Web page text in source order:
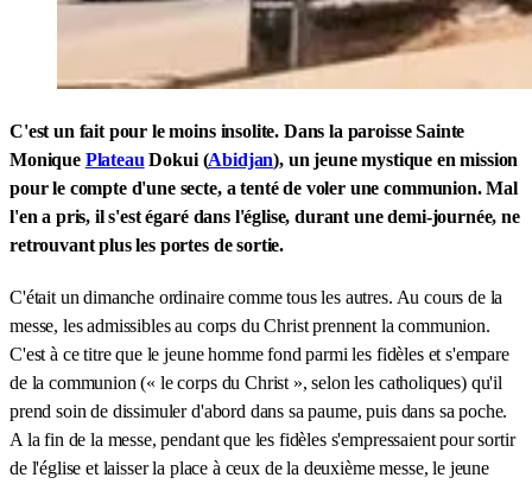
C'est un fait pour le moins insolite. Dans la paroisse Sainte
Monique Plateau Dokui (Abidjan), un jeune mystique en mission
pour le compte d'une secte, a tenté de voler une communion. Mal
l'en a pris, il s'est égaré dans l'église, durant une demi-journée, ne
retrouvant plus les portes de sortie.
C'était un dimanche ordinaire comme tous les autres. Au cours de la
messe, les admissibles au corps du Christ prennent la communion.
C'est à ce titre que le jeune homme fond parmi les fidèles et s'empare
de la communion (« le corps du Christ », selon les catholiques) qu'il
prend soin de dissimuler d'abord dans sa paume, puis dans sa poche.
A la fin de la messe, pendant que les fidèles s'empressaient pour sortir
de l'église et laisser la place à ceux de la deuxième messe, le jeune